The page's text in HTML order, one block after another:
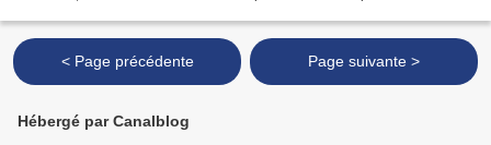
< Page précédente Page suivante >
Hébergé par Canalblog